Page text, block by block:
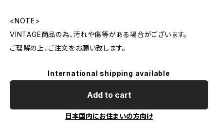
<NOTE>
VINTAGE商品の為、汚れや傷等がある場合がございます。
ご理解の上、ご注文をお願い致します。
International shipping available
Add to cart
日本国内にお住まいの方向け